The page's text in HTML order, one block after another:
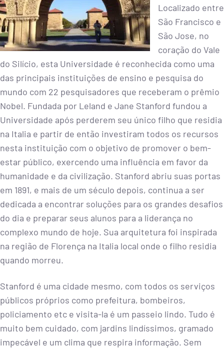
Localizado entre
São Francisco e
São Jose, no
coração do Vale
do Silício, esta Universidade é reconhecida como uma
das principais instituições de ensino e pesquisa do
mundo com 22 pesquisadores que receberam o prêmio
Nobel. Fundada por Leland e Jane Stanford fundou a
Universidade após perderem seu único filho que residia
na Italia e partir de então investiram todos os recursos
nesta instituição com o objetivo de promover o bem-
estar público, exercendo uma influência em favor da
humanidade e da civilização. Stanford abriu suas portas
em 1891, e mais de um século depois, continua a ser
dedicada a encontrar soluções para os grandes desafios
do dia e preparar seus alunos para a liderança no
complexo mundo de hoje. Sua arquitetura foi inspirada
na região de Florença na Italia local onde o filho residia
quando morreu.
Stanford é uma cidade mesmo, com todos os serviços
públicos próprios como prefeitura, bombeiros,
policiamento etc e visita-la é um passeio lindo. Tudo é
muito bem cuidado, com jardins lindíssimos, gramado
impecável e um clima que respira informação. Sem